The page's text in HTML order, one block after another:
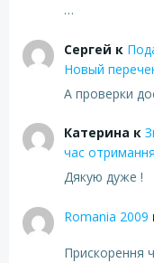
…
Сергей к
Новый
А проверки
Катерина к
час
Дякую дуже !
Romania 2009
Прискорення